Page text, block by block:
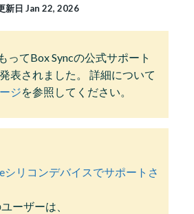
新日Jan 22, 2026
ってBox Syncの公式サポート
表されました。 詳細について
ジを参照してください。
シリコンデバイスでサポートさ
ーザーは、